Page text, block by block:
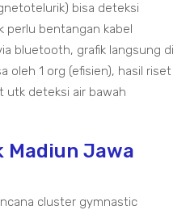
bisa deteksi
perlu bentangan kabel
bluetooth, grafik langsung di
oleh 1 org (efisien), hasil riset
utk deteksi air bawah
Madiun Jawa
cluster gymnastic